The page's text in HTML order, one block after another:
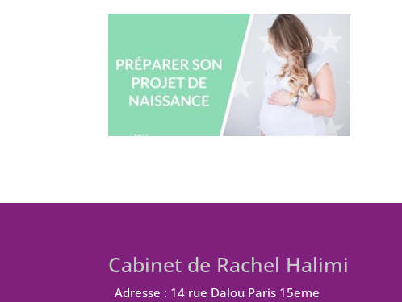
Cabinet de Rachel Halimi
Adresse : 14 rue Dalou Paris 15eme